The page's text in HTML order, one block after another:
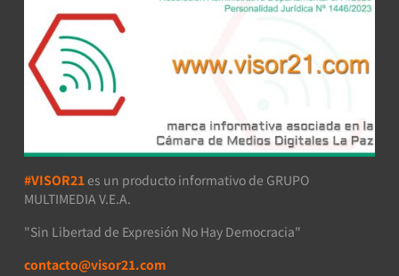
#VISOR21 es un producto informativo de GRUPO
MULTIMEDIA V.E.A.
"Sin Libertad de Expresión No Hay Democracia"
contacto@visor21.com